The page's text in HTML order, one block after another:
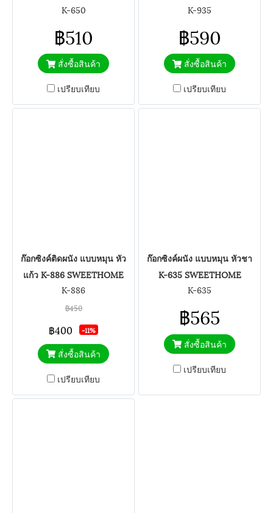
K-650
฿510
สั่งซื้อสินค้า
เปรียบเทียบ
K-935
฿590
สั่งซื้อสินค้า
เปรียบเทียบ
ก๊อกซิงค์ติดผนัง แบบหมุน หัว
แก้ว K-886 SWEETHOME
K-886
฿450
฿400 -11%
สั่งซื้อสินค้า
เปรียบเทียบ
ก๊อกซิงค์ผนัง แบบหมุน หัวชา
K-635 SWEETHOME
K-635
฿565
สั่งซื้อสินค้า
เปรียบเทียบ